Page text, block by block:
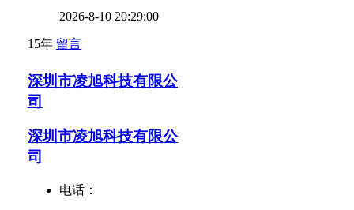
2026-8-10 20:29:00
15年 留言
深圳市凌旭科技有限公
司
深圳市凌旭科技有限公
司
电话：